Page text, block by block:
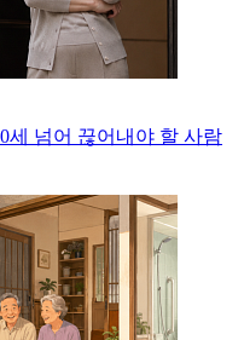
세 넘어 끊어내야 할 사람